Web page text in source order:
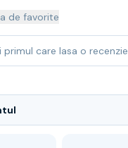
de favorite
primul care lasa o recenzie